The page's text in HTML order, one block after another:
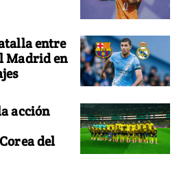
entre
Madrid en
acción
del